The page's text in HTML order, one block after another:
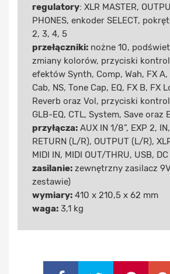
regulatory: XLR MASTER,
PHONES, enkoder SELECT,
2, 3, 4, 5
przełączniki: nożne 10,
zmiany kolorów, przyciski
efektów Synth, Comp, Wah, FX A,
Cab, NS, Tone Cap, EQ, FX B, FX
Reverb oraz Vol, przyciski
GLB-EQ, CTL, System, Save oraz
przyłącza: AUX IN 1/8”, EXP 2,
RETURN (L/R), OUTPUT (L/R),
MIDI IN, MIDI OUT/THRU, USB,
zasilanie: zewnętrzny zasilacz
zestawie)
wymiary: 410 x 210,5 x 62 mm
waga: 3,1 kg